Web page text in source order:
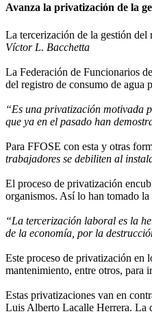
Avanza la privatización de la
La tercerización de la gestión
Víctor L. Bacchetta
La Federación de Funcionarios
del registro de consumo de agua
“Es una privatización motivada
que ya en el pasado han
Para FFOSE con esta y otras
trabajadores se debiliten al
El proceso de privatización
organismos. Así lo han tomado
“La tercerización laboral es la
de la economía, por la
Este proceso de privatización en
mantenimiento, entre otros, para
Estas privatizaciones van en
Luis Alberto Lacalle Herrera. La